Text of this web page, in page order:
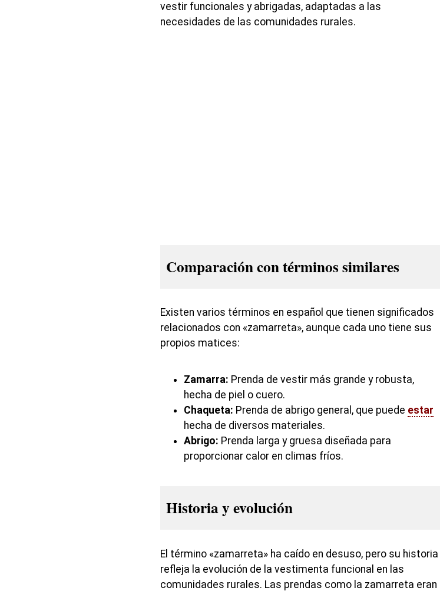
vestir funcionales y abrigadas, adaptadas a las
necesidades de las comunidades rurales.
Comparación con términos similares
Existen varios términos en español que tienen significados
relacionados con «zamarreta», aunque cada uno tiene sus
propios matices:
Zamarra: Prenda de vestir más grande y robusta,
hecha de piel o cuero.
Chaqueta: Prenda de abrigo general, que puede estar
hecha de diversos materiales.
Abrigo: Prenda larga y gruesa diseñada para
proporcionar calor en climas fríos.
Historia y evolución
El término «zamarreta» ha caído en desuso, pero su historia
refleja la evolución de la vestimenta funcional en las
comunidades rurales. Las prendas como la zamarreta eran